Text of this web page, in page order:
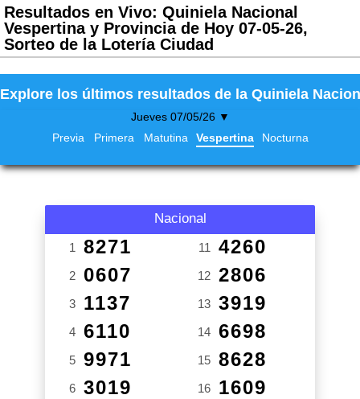
Resultados en Vivo: Quiniela Nacional
Vespertina y Provincia de Hoy 07-05-26,
Sorteo de la Lotería Ciudad
Explore los últimos resultados de la Quiniela
Jueves 07/05/26 ▼
Previa
Primera Matutina Vespertina Nocturna
Nacional
1 8271
2 0607
3 1137
4 6110
5 9971
6 3019
11 4260
12 2806
13 3919
14 6698
15 8628
16 1609